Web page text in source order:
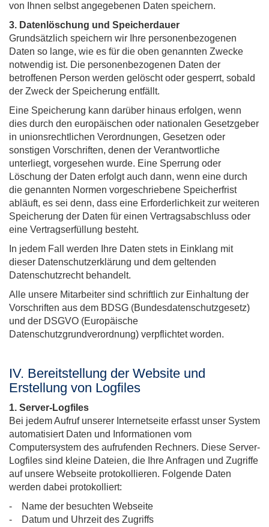
von Ihnen selbst angegebenen Daten speichern.
3. Datenlöschung und Speicherdauer
Grundsätzlich speichern wir Ihre personenbezogenen
Daten so lange, wie es für die oben genannten Zwecke
notwendig ist. Die personenbezogenen Daten der
betroffenen Person werden gelöscht oder gesperrt, sobald
der Zweck der Speicherung entfällt.
Eine Speicherung kann darüber hinaus erfolgen, wenn
dies durch den europäischen oder nationalen Gesetzgeber
in unionsrechtlichen Verordnungen, Gesetzen oder
sonstigen Vorschriften, denen der Verantwortliche
unterliegt, vorgesehen wurde. Eine Sperrung oder
Löschung der Daten erfolgt auch dann, wenn eine durch
die genannten Normen vorgeschriebene Speicherfrist
abläuft, es sei denn, dass eine Erforderlichkeit zur weiteren
Speicherung der Daten für einen Vertragsabschluss oder
eine Vertragserfüllung besteht.
In jedem Fall werden Ihre Daten stets in Einklang mit
dieser Datenschutzerklärung und dem geltenden
Datenschutzrecht behandelt.
Alle unsere Mitarbeiter sind schriftlich zur Einhaltung der
Vorschriften aus dem BDSG (Bundesdatenschutzgesetz)
und der DSGVO (Europäische
Datenschutzgrundverordnung) verpflichtet worden.
IV. Bereitstellung der Website und
Erstellung von Logfiles
1. Server-Logfiles
Bei jedem Aufruf unserer Internetseite erfasst unser System
automatisiert Daten und Informationen vom
Computersystem des aufrufenden Rechners. Diese Server-
Logfiles sind kleine Dateien, die Ihre Anfragen und Zugriffe
auf unsere Webseite protokollieren. Folgende Daten
werden dabei protokolliert:
- Name der besuchten Webseite
- Datum und Uhrzeit des Zugriffs